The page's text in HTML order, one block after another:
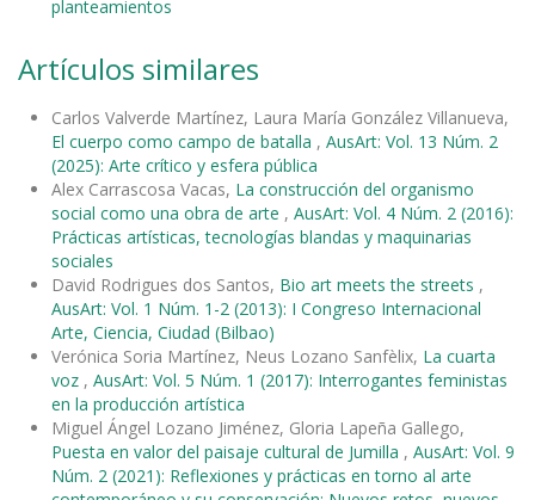
planteamientos
Artículos similares
Carlos Valverde Martínez, Laura María González Villanueva,
El cuerpo como campo de batalla , AusArt: Vol. 13 Núm. 2
(2025): Arte crítico y esfera pública
Alex Carrascosa Vacas, La construcción del organismo
social como una obra de arte , AusArt: Vol. 4 Núm. 2 (2016):
Prácticas artísticas, tecnologías blandas y maquinarias
sociales
David Rodrigues dos Santos, Bio art meets the streets ,
AusArt: Vol. 1 Núm. 1-2 (2013): I Congreso Internacional
Arte, Ciencia, Ciudad (Bilbao)
Verónica Soria Martínez, Neus Lozano Sanfèlix, La cuarta
voz , AusArt: Vol. 5 Núm. 1 (2017): Interrogantes feministas
en la producción artística
Miguel Ángel Lozano Jiménez, Gloria Lapeña Gallego,
Puesta en valor del paisaje cultural de Jumilla , AusArt: Vol. 9
Núm. 2 (2021): Reflexiones y prácticas en torno al arte